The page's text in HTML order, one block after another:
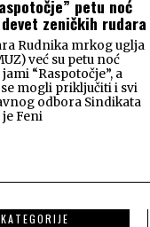
petu noć
zeničkih rudara
Rudnika mrkog uglja
već su petu noć
“Raspotočje”, a
mogli priključiti i svi
odbora Sindikata
Feni
KATEGORIJE